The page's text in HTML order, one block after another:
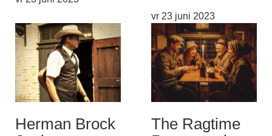
vr 23 juni 2023
Herman Brock
The Ragtime